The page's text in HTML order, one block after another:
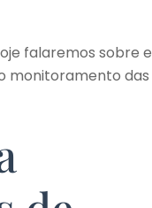
falaremos sobre
monitoramento